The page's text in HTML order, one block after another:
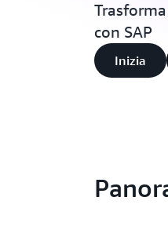
con SAP
Inizia